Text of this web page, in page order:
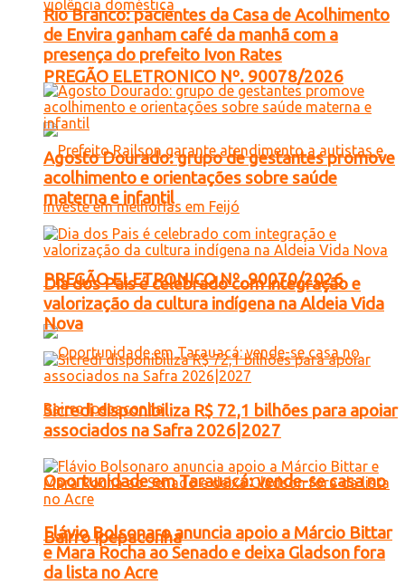
PREGÃO ELETRONICO Nº. 90078/2026
PREGÃO ELETRONICO Nº. 90070/2026
Oportunidade em Tarauacá: vende-se casa no
Bairro Ipepaconha
Rio Branco: pacientes da Casa de Acolhimento
de Envira ganham café da manhã com a
presença do prefeito Ivon Rates
Agosto Dourado: grupo de gestantes promove
acolhimento e orientações sobre saúde
materna e infantil
Dia dos Pais é celebrado com integração e
valorização da cultura indígena na Aldeia Vida
Nova
Sicredi disponibiliza R$ 72,1 bilhões para apoiar
associados na Safra 2026|2027
Flávio Bolsonaro anuncia apoio a Márcio Bittar
e Mara Rocha ao Senado e deixa Gladson fora
da lista no Acre